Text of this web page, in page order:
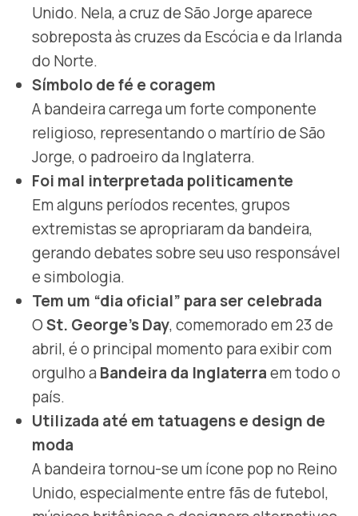
Unido. Nela, a cruz de São Jorge aparece
sobreposta às cruzes da Escócia e da Irlanda
do Norte.
Símbolo de fé e coragem
A bandeira carrega um forte componente
religioso, representando o martírio de São
Jorge, o padroeiro da Inglaterra.
Foi mal interpretada politicamente
Em alguns períodos recentes, grupos
extremistas se apropriaram da bandeira,
gerando debates sobre seu uso responsável
e simbologia.
Tem um “dia oficial” para ser celebrada
OSt. George’s Day, comemorado em 23 de
abril, é o principal momento para exibir com
orgulho aBandeira da Inglaterraem todo o
país.
Utilizada até em tatuagens e design de
moda
A bandeira tornou-se um ícone pop no Reino
Unido, especialmente entre fãs de futebol,